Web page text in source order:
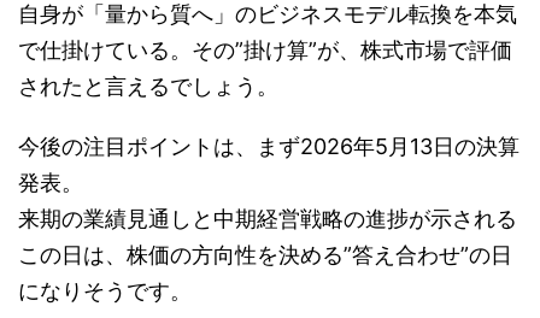
自身が「量から質へ」のビジネスモデル転換を本気
で仕掛けている。その”掛け算”が、株式市場で評価
されたと言えるでしょう。
今後の注目ポイントは、まず2026年5月13日の決算
発表。
来期の業績見通しと中期経営戦略の進捗が示される
この日は、株価の方向性を決める”答え合わせ”の日
になりそうです。